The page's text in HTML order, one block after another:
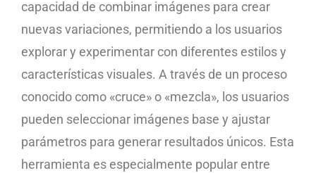
capacidad de combinar imágenes para crear
nuevas variaciones, permitiendo a los usuarios
explorar y experimentar con diferentes estilos y
características visuales. A través de un proceso
conocido como «cruce» o «mezcla», los usuarios
pueden seleccionar imágenes base y ajustar
parámetros para generar resultados únicos. Esta
herramienta es especialmente popular entre